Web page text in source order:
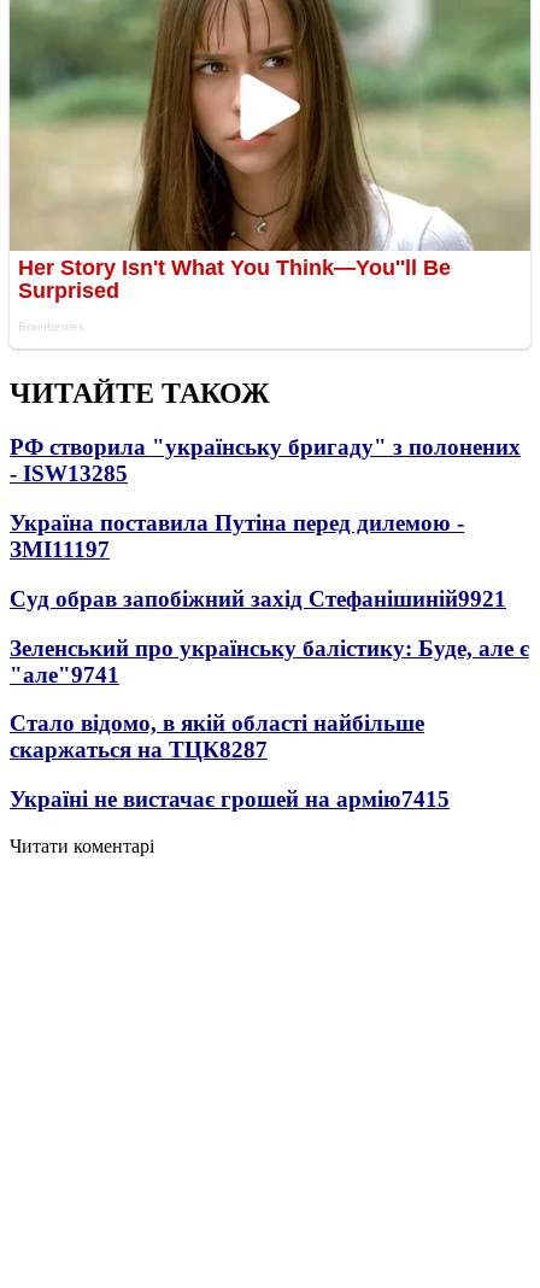
ЧИТАЙТЕ ТАКОЖ
РФ створила "українську бригаду" з полонених
- ISW13285
Україна поставила Путіна перед дилемою -
ЗМІ11197
Суд обрав запобіжний захід Стефанішиній9921
Зеленський про українську балістику: Буде, але є
"але"9741
Стало відомо, в якій області найбільше
скаржаться на ТЦК8287
Україні не вистачає грошей на армію7415
Читати коментарі